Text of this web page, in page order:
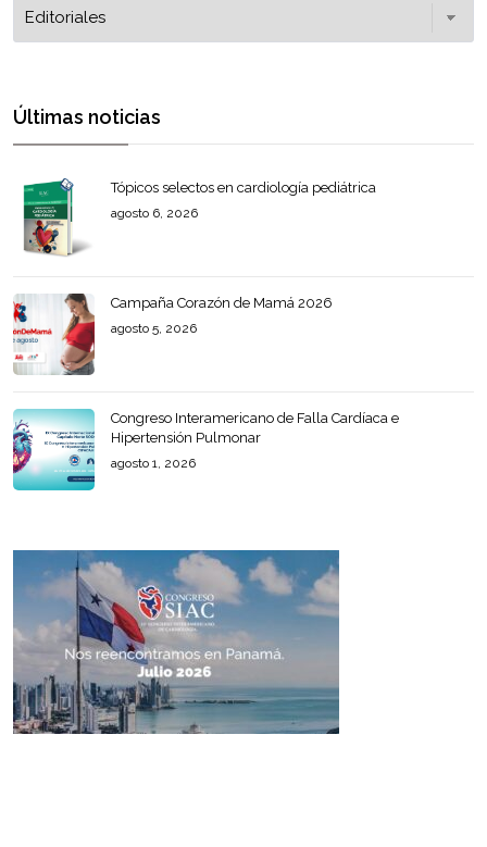
Últimas noticias
Tópicos selectos en cardiología pediátrica
agosto 6, 2026
Campaña Corazón de Mamá 2026
agosto 5, 2026
Congreso Interamericano de Falla Cardíaca e
Hipertensión Pulmonar
agosto 1, 2026